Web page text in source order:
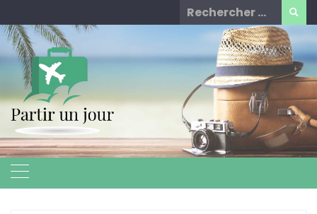
to
content
Rechercher
for: